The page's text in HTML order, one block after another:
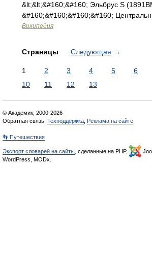
&lt;&lt;&#160;&#160; Эльбрус S
&#160;&#160;&#160;&#160;
Википедия
Страницы Следующая →
1 2 3 4 5 6
10
11 12 13
© Академик, 2000-2026
Обратная связь: Техподдержка Реклама на сайте
👣 Путешествия
Экспорт словарей на сайты , сделанные на PHP,
WordPress, MODx.